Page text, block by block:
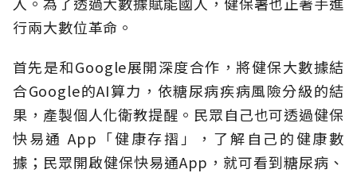
行兩大數位革命。
首先是和Google展開深度合作，將健保大數據結
合Google的AI算力，依糖尿病疾病風險分級的結
果，產製個人化衛教提醒。民眾自己也可透過健保
快易通 App「健康存摺」，了解自己的健康數
據；民眾開啟健保快易通App，就可看到糖尿病、